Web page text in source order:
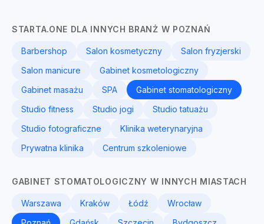
STARTA.ONE DLA INNYCH BRANŻ W POZNAŃ
Barbershop Salon kosmetyczny
Salon fryzjerski
Salon manicure
Gabinet kosmetologiczny
Gabinet masażu
SPA
Gabinet stomatologiczny
Studio fitness
Studio jogi
Studio tatuażu
Studio fotograficzne
Klinika weterynaryjna
Prywatna klinika
Centrum szkoleniowe
GABINET STOMATOLOGICZNY W INNYCH MIASTACH
Warszawa Kraków Łódź
Wrocław